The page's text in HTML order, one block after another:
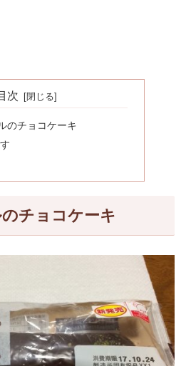
次
のチョコケーキ
チョコケーキ